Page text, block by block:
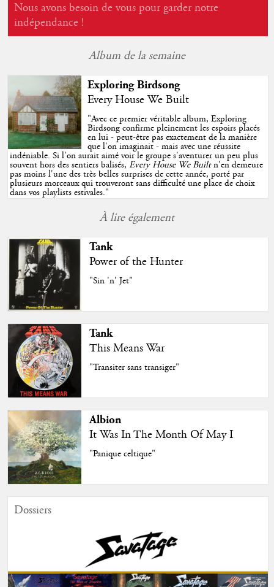
Nous avons besoin de vous pour garder notre
indépendance !
Album de la semaine
Exploring Birdsong
Every House We Built
"Avec ce premier véritable album, Exploring
Birdsong confirme pleinement les espoirs placés
en lui - peut-être pas exactement de la manière
que l'on imaginait - mais avec une réussite
indéniable. Si l'on aurait aimé voir le groupe s'aventurer un peu plus
souvent hors des sentiers balisés,Every House We Builtn'en demeure
pas moins l'une des très belles surprises de cette année, porté par
plusieurs morceaux qui trouveront sans difficulté une place de choix
dans vos playlists estivales."
À lire également
Tank
Power of the Hunter
"Sin 'n' Jet"
Tank
This Means War
"Transiter sans transiger"
Albion
It Was In The Month Of May I
"Panique celtique"
Dossiers